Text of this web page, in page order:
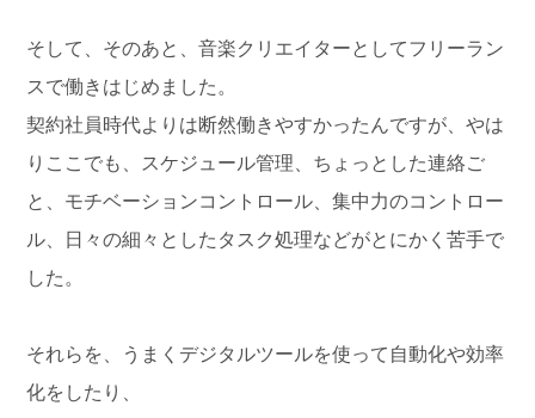
そして、そのあと、音楽クリエイターとしてフリーラン
スで働きはじめました。
契約社員時代よりは断然働きやすかったんですが、やは
りここでも、スケジュール管理、ちょっとした連絡ご
と、モチベーションコントロール、集中力のコントロー
ル、日々の細々としたタスク処理などがとにかく苦手で
した。
それらを、うまくデジタルツールを使って自動化や効率
化をしたり、